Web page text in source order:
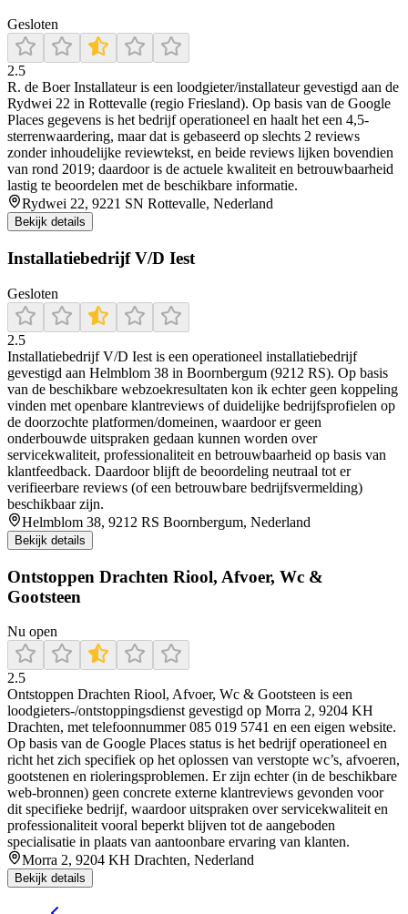
Gesloten
2.5
R. de Boer Installateur is een loodgieter/installateur gevestigd aan de
Rydwei 22 in Rottevalle (regio Friesland). Op basis van de Google
Places gegevens is het bedrijf operationeel en haalt het een 4,5-
sterrenwaardering, maar dat is gebaseerd op slechts 2 reviews
zonder inhoudelijke reviewtekst, en beide reviews lijken bovendien
van rond 2019; daardoor is de actuele kwaliteit en betrouwbaarheid
lastig te beoordelen met de beschikbare informatie.
Rydwei 22, 9221 SN Rottevalle, Nederland
Bekijk details
Installatiebedrijf V/D Iest
Gesloten
2.5
Installatiebedrijf V/D Iest is een operationeel installatiebedrijf
gevestigd aan Helmblom 38 in Boornbergum (9212 RS). Op basis
van de beschikbare webzoekresultaten kon ik echter geen koppeling
vinden met openbare klantreviews of duidelijke bedrijfsprofielen op
de doorzochte platformen/domeinen, waardoor er geen
onderbouwde uitspraken gedaan kunnen worden over
servicekwaliteit, professionaliteit en betrouwbaarheid op basis van
klantfeedback. Daardoor blijft de beoordeling neutraal tot er
verifieerbare reviews (of een betrouwbare bedrijfsvermelding)
beschikbaar zijn.
Helmblom 38, 9212 RS Boornbergum, Nederland
Bekijk details
Ontstoppen Drachten Riool, Afvoer, Wc &
Gootsteen
Nu open
2.5
Ontstoppen Drachten Riool, Afvoer, Wc & Gootsteen is een
loodgieters-/ontstoppingsdienst gevestigd op Morra 2, 9204 KH
Drachten, met telefoonnummer 085 019 5741 en een eigen website.
Op basis van de Google Places status is het bedrijf operationeel en
richt het zich specifiek op het oplossen van verstopte wc’s, afvoeren,
gootstenen en rioleringsproblemen. Er zijn echter (in de beschikbare
web-bronnen) geen concrete externe klantreviews gevonden voor
dit specifieke bedrijf, waardoor uitspraken over servicekwaliteit en
professionaliteit vooral beperkt blijven tot de aangeboden
specialisatie in plaats van aantoonbare ervaring van klanten.
Morra 2, 9204 KH Drachten, Nederland
Bekijk details